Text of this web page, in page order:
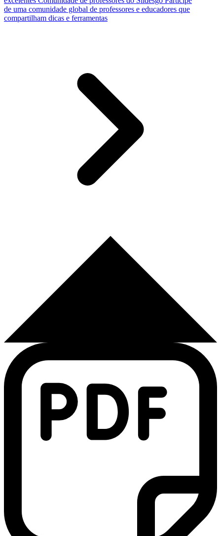
de uma comunidade global de professores e educadores que
compartilham dicas e ferramentas